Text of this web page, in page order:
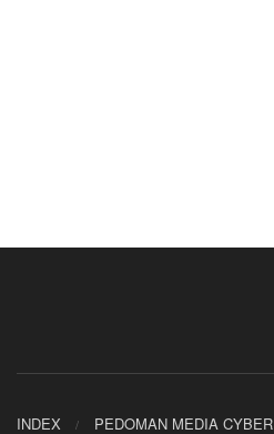
INDEX PEDOMAN MEDIA CYBER